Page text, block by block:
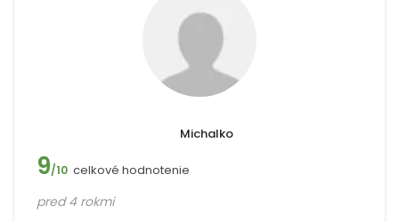
Michalko
9/10 celkové hodnotenie
pred 4 rokmi